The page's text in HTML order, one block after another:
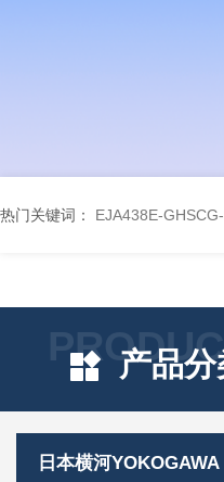
热门关键词： EJA438E-
产品分
日本横河YOKOGAWA